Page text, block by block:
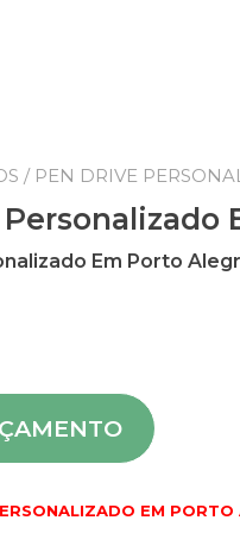
/ PEN DRIVE
Em Porto
EM PORTO